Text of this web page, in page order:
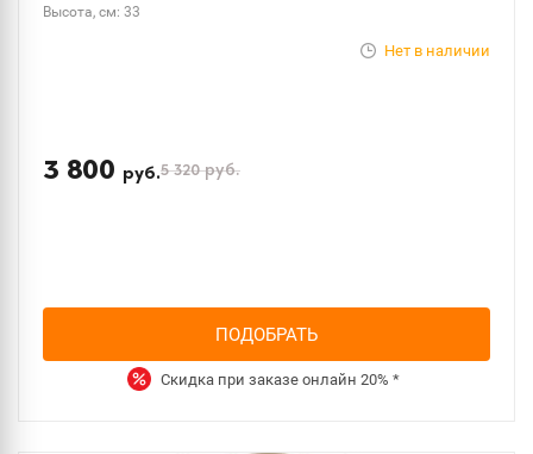
Высота, см: 33
Нет в наличии
3 800 руб.5 320руб.
ПОДОБРАТЬ
Скидка при заказе онлайн 20% *